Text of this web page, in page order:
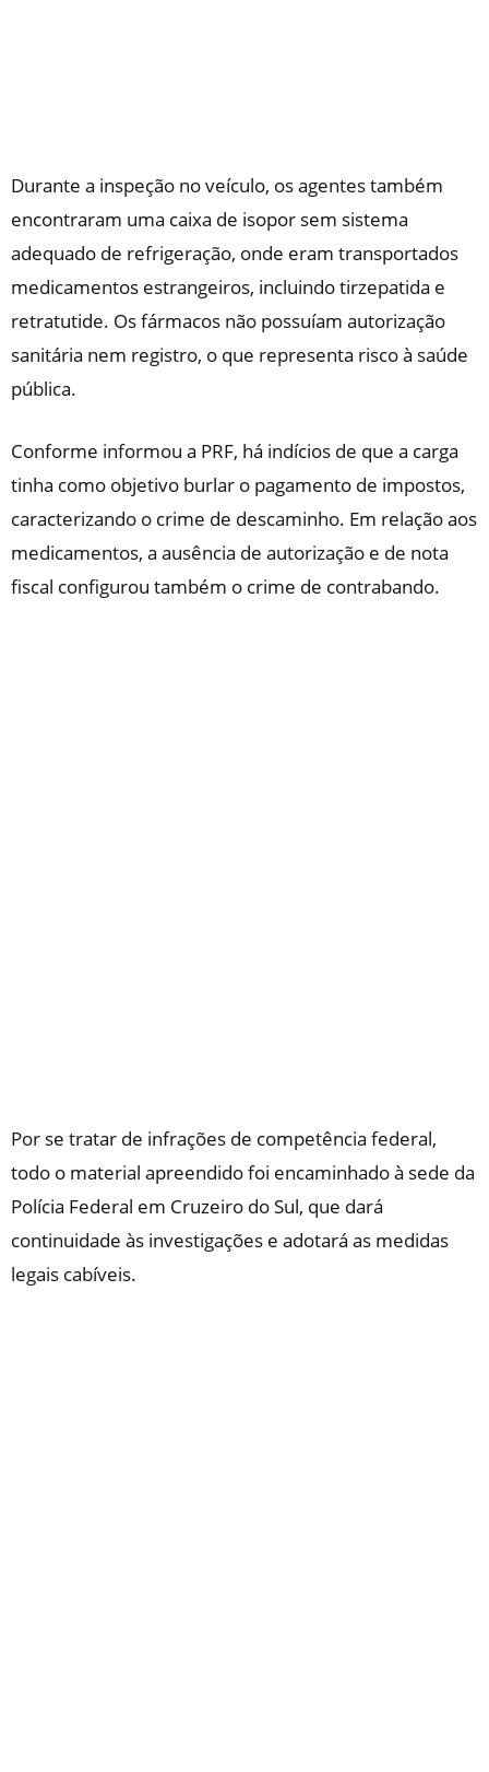
Durante a inspeção no veículo, os agentes também
encontraram uma caixa de isopor sem sistema
adequado de refrigeração, onde eram transportados
medicamentos estrangeiros, incluindo tirzepatida e
retratutide. Os fármacos não possuíam autorização
sanitária nem registro, o que representa risco à saúde
pública.
Conforme informou a PRF, há indícios de que a carga
tinha como objetivo burlar o pagamento de impostos,
caracterizando o crime de descaminho. Em relação aos
medicamentos, a ausência de autorização e de nota
fiscal configurou também o crime de contrabando.
Por se tratar de infrações de competência federal,
todo o material apreendido foi encaminhado à sede da
Polícia Federal em Cruzeiro do Sul, que dará
continuidade às investigações e adotará as medidas
legais cabíveis.